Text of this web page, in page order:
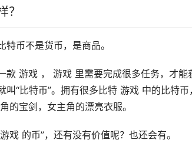
？
币不是货币，是商品。
款 游戏 ， 游戏 里需要完成很多任务，才
叫“比特币”。拥有很多比特 游戏 中的比特
的宝剑，女主角的漂亮衣服。
戏 的币”，还有没有价值呢？也还会有。